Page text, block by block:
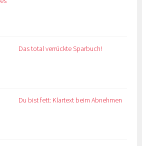
Das total verrückte Sparbuch!
Du bist fett: Klartext beim Abnehmen